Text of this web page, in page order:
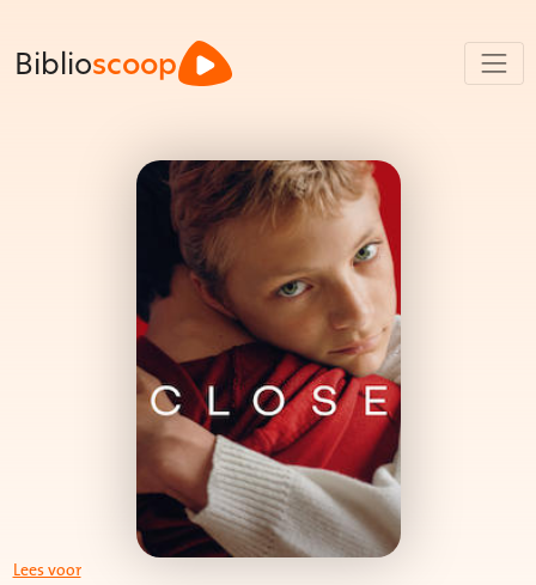
Biblioscoop
Lees voor